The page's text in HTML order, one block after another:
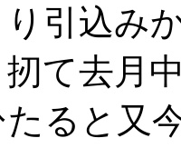
引込み
て去月
ると又